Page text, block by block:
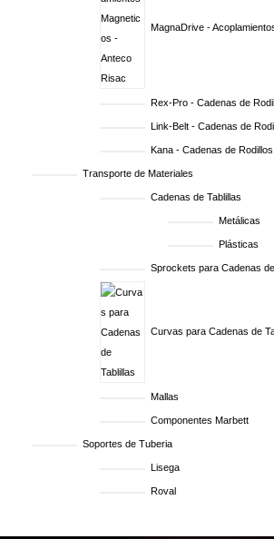
MagnaDrive -
Rex-Pro - Cadenas de
Link-Belt - Cadenas de
Kana - Cadenas de Rodillos
Transporte de Materiales
Cadenas de Tablillas
Metálicas
Plásticas
Sprockets para Cadenas
Curvas para Cadenas de
Mallas
Componentes Marbett
Soportes de Tuberia
Lisega
Roval